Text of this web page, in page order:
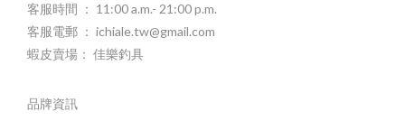
客服時間 ： 11:00 a.m.- 21:00 p.m.
客服電郵 ： ichiale.tw@gmail.com
蝦皮賣場： 佳樂釣具
品牌資訊